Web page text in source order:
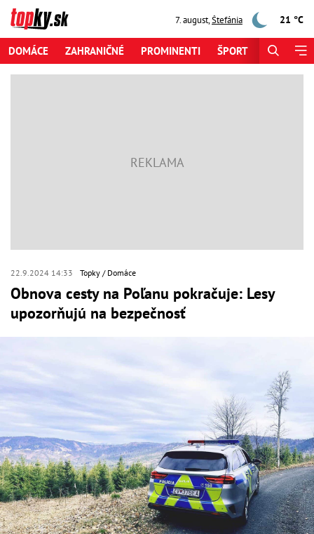
7. august,Štefánia 21 °C
DOMÁCE ZAHRANIČNÉ PROMINENTI ŠPORT
22.9.2024 14:33 Topky Domáce
Obnova cesty na Poľanu pokračuje: Lesy
upozorňujú na bezpečnosť